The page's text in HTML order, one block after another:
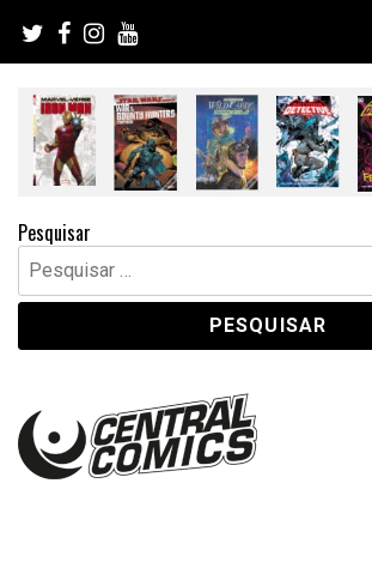
content
Pesquisar
Pesquisar
por: